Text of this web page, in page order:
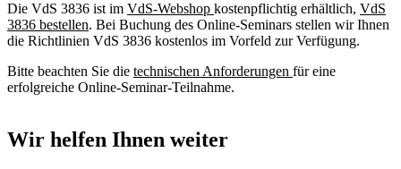
Die VdS 3836 ist im VdS-Webshop kostenpflichtig erhältlich, VdS
3836 bestellen. Bei Buchung des Online-Seminars stellen wir Ihnen
die Richtlinien VdS 3836 kostenlos im Vorfeld zur Verfügung.
Bitte beachten Sie die technischen Anforderungen für eine
erfolgreiche Online-Seminar-Teilnahme.
Wir helfen Ihnen weiter